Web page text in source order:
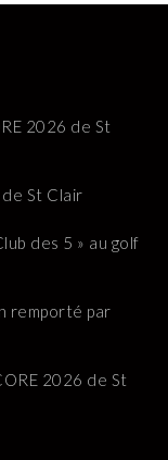
2026 de St
St Clair
des 5 » au golf
remporté par
2026 de St